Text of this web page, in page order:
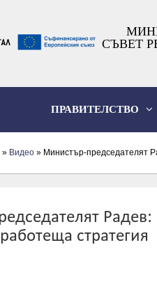
СЪВЕТ
ПРАВИТЕЛСТВО
» Видео » Министър-председателят
Радев:
стратегия